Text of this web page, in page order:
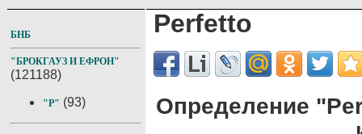
БНБ
"БРОКГАУЗ И ЕФРОН"
(121188)
"P" (93)
Perfetto
Определение